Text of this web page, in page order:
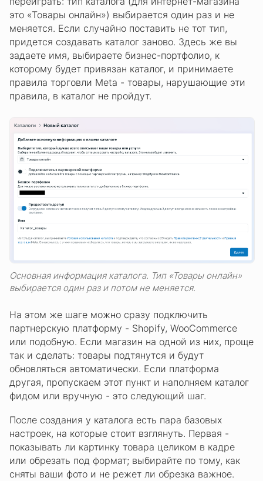
это «Товары онлайн») выбирается один раз и не
меняется. Если случайно поставить не тот тип,
придется создавать каталог заново. Здесь же вы
задаете имя, выбираете бизнес-портфолио, к
которому будет привязан каталог, и принимаете
правила торговли Meta - товары, нарушающие эти
правила, в каталог не пройдут.
Основная информация каталога. Тип «Товары онлайн»
выбирается один раз и потом не меняется.
На этом же шаге можно сразу подключить
партнерскую платформу - Shopify, WooCommerce
или подобную. Если магазин на одной из них, проще
так и сделать: товары подтянутся и будут
обновляться автоматически. Если платформа
другая, пропускаем этот пункт и наполняем каталог
фидом или вручную - это следующий шаг.
После создания у каталога есть пара базовых
настроек, на которые стоит взглянуть. Первая -
показывать ли картинку товара целиком в кадре
или обрезать под формат; выбирайте по тому, как
сняты ваши фото и не режет ли обрезка важное.